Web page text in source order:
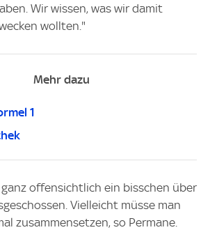
Wir wissen, was wir damit
wollten."
Mehr dazu
1
ganz offensichtlich ein bisschen über
Vielleicht müsse man
zusammensetzen, so Permane.